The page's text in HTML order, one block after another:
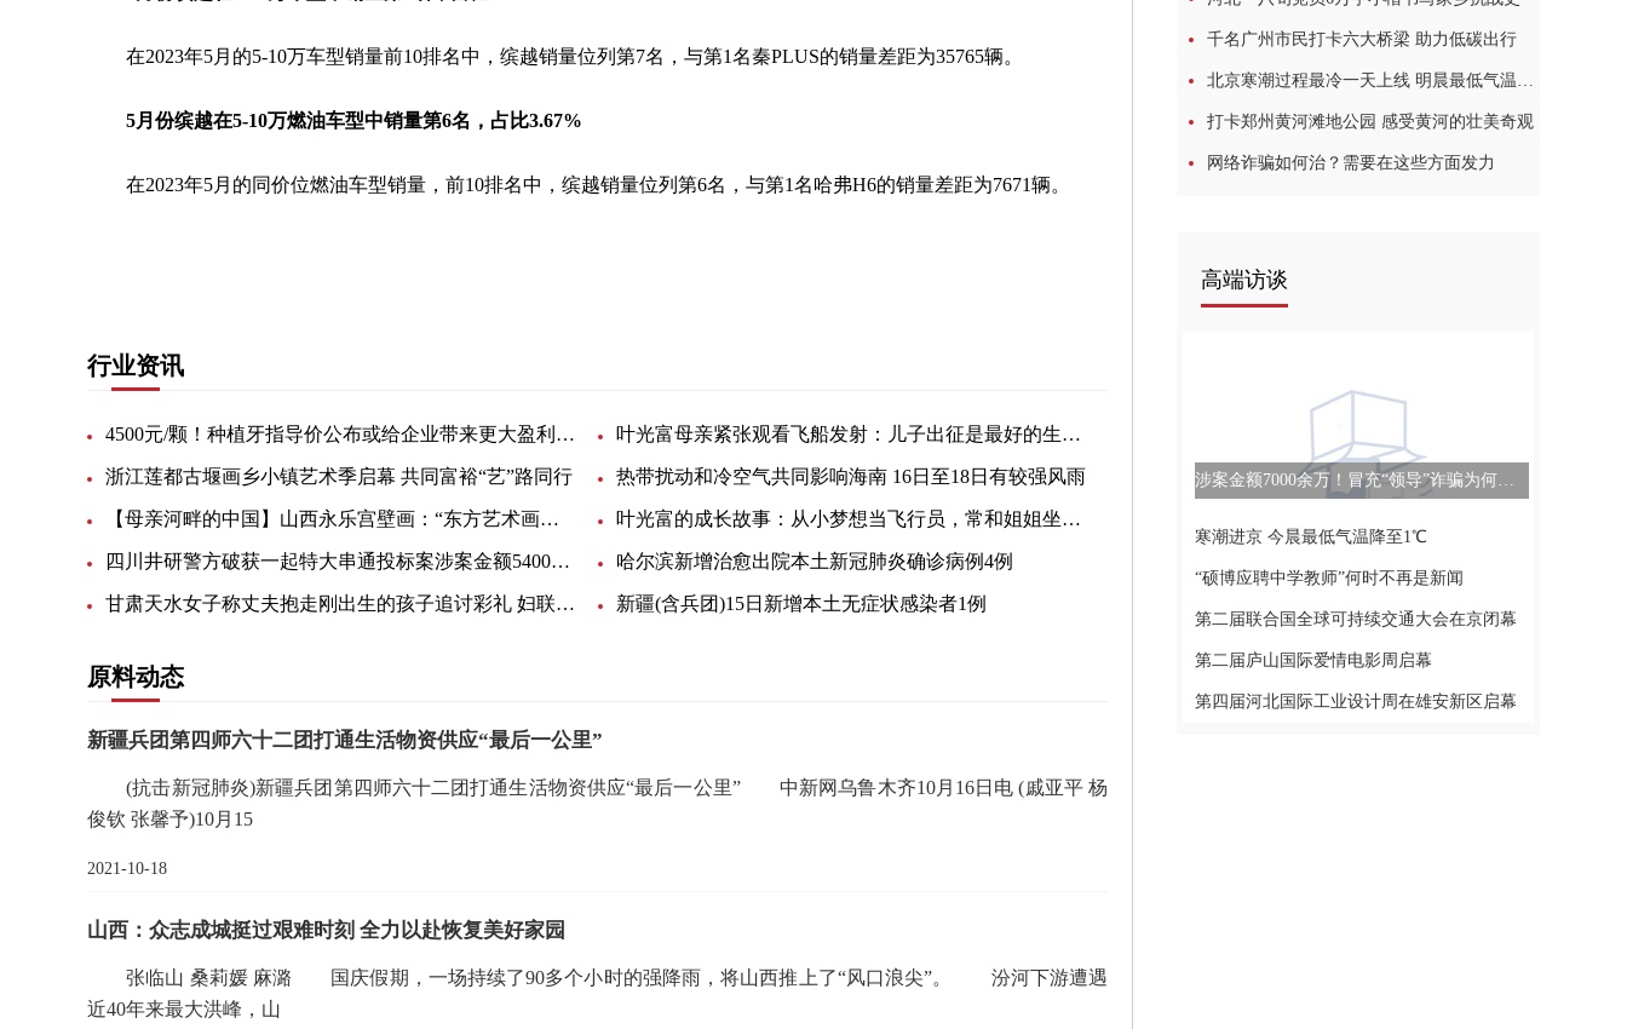
在2023年5月的5-10万车型销量前10排名中，缤越销量位列第7名，与第1名秦PLUS的销量差距为35765辆。
5月份缤越在5-10万燃油车型中销量第6名，占比3.67%
在2023年5月的同价位燃油车型销量，前10排名中，缤越销量位列第6名，与第1名哈弗H6的销量差距为7671辆。
行业资讯
4500元/颗！种植牙指导价公布或给企业带来更大盈利空间 叶光富母亲紧张观看飞船发射：儿子出征是最好的生日礼物
浙江莲都古堰画乡小镇艺术季启幕 共同富裕“艺”路同行 热带扰动和冷空气共同影响海南 16日至18日有较强风雨
【母亲河畔的中国】山西永乐宫壁画：“东方艺术画廊”穿 叶光富的成长故事：从小梦想当飞行员，常和姐姐坐在石板
四川井研警方破获一起特大串通投标案涉案金额5400万元 哈尔滨新增治愈出院本土新冠肺炎确诊病例4例
甘肃天水女子称丈夫抱走刚出生的孩子追讨彩礼 妇联：孩 新疆(含兵团)15日新增本土无症状感染者1例
原料动态
新疆兵团第四师六十二团打通生活物资供应“最后一公里”
(抗击新冠肺炎)新疆兵团第四师六十二团打通生活物资供应“最后一公里” 中新网乌鲁木齐10月16日电 (戚亚平 杨
俊钦 张馨予)10月15
2021-10-18
山西：众志成城挺过艰难时刻 全力以赴恢复美好家园
张临山 桑莉媛 麻潞 国庆假期，一场持续了90多个小时的强降雨，将山西推上了“风口浪尖”。 汾河下游遭遇
近40年来最大洪峰，山
千名广州市民打卡六大桥梁 助力低碳出行
北京寒潮过程最冷一天上线 明晨最低气温仅1℃
打卡郑州黄河滩地公园 感受黄河的壮美奇观
网络诈骗如何治？需要在这些方面发力
高端访谈
涉案金额7000余万！冒充“领导”诈骗为何屡屡得手？
寒潮进京 今晨最低气温降至1℃
“硕博应聘中学教师”何时不再是新闻
第二届联合国全球可持续交通大会在京闭幕
第二届庐山国际爱情电影周启幕
第四届河北国际工业设计周在雄安新区启幕